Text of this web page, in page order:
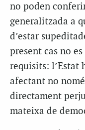
no poden
generalitzada a
d’estar
present cas no
requisits: l’Estat
afectant no
directament
mateixa de